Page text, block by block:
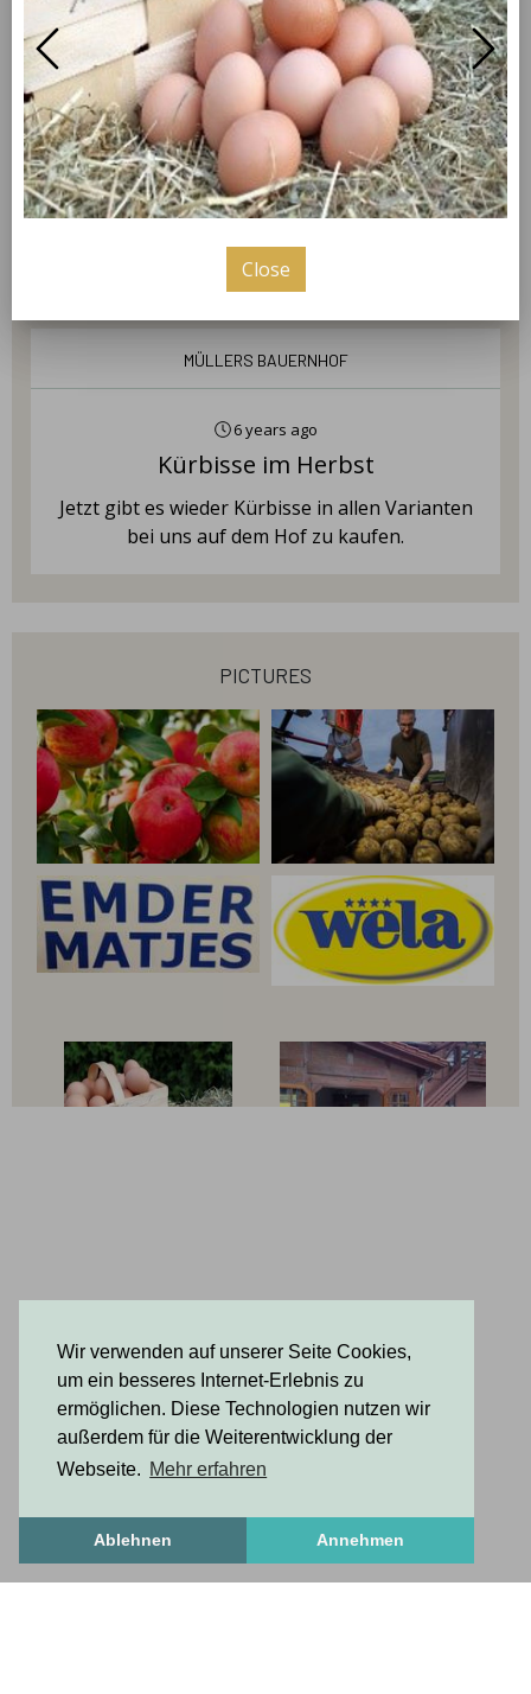
Wir verwenden auf unserer Seite Cookies,
um ein besseres Internet-Erlebnis zu
ermöglichen. Diese Technologien nutzen wir
außerdem für die Weiterentwicklung der
Webseite. Mehr erfahren
Ablehnen Annehmen
09:00 - 18:00
Friday
09:00 - 18:00
Saturday
09:00 - 13:00
news
Müllers Bauernhof
6 years ago
Kürbisse im Herbst
Jetzt gibt es wieder Kürbisse in allen Varianten
bei uns auf dem Hof zu kaufen.
pictures
Close